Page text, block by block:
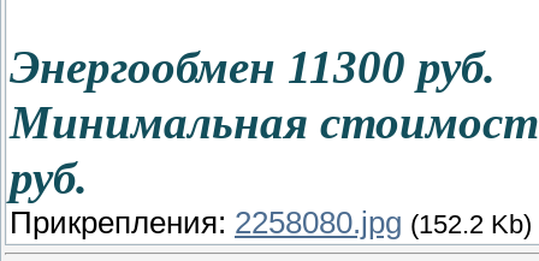
Энергообмен 11300 руб.
Минимальная
руб.
Прикрепления: 2258080.jpg (152.2 Kb)